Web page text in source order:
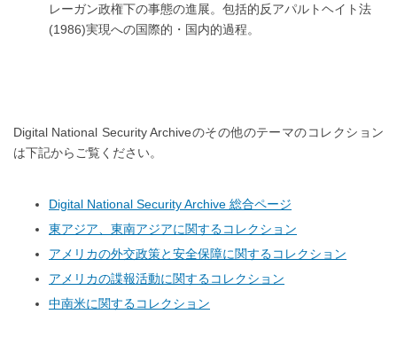
レーガン政権下の事態の進展。包括的反アパルトヘイト法
(1986)実現への国際的・国内的過程。
Digital National Security Archiveのその他のテーマのコレクション
は下記からご覧ください。
Digital National Security Archive 総合ページ
東アジア、東南アジアに関するコレクション
アメリカの外交政策と安全保障に関するコレクション
アメリカの諜報活動に関するコレクション
中南米に関するコレクション